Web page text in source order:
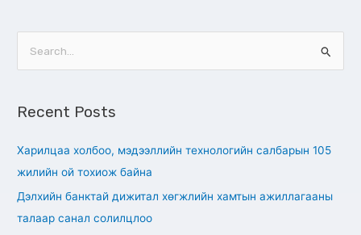
r
o
Recent Posts
Харилцаа холбоо, мэдээллийн технологийн салбарын 105
жилийн ой тохиож байна
Дэлхийн банктай дижитал хөгжлийн хамтын ажиллагааны
талаар санал солилцлоо